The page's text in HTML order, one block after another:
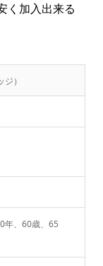
く加入出来る
）
年、60歳、65